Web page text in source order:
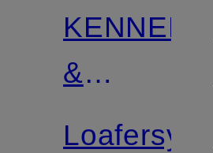
Z
certyfikatem
KENNEL
&
Loafersy